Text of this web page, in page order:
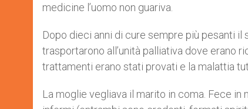
medicine l’uomo non guariva.
Dopo dieci anni di cure sempre più pesanti
trasportarono all’unità palliativa dove erano
trattamenti erano stati provati e la malattia
La moglie vegliava il marito in coma. Fece